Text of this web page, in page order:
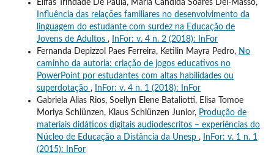
Elifas Trindade De Paula, Maria Cândida Soares Del-Masso,
Influência das relações familiares no desenvolvimento da
linguagem do estudante com surdez na Educação de
Jovens de Adultos ,
InFor: v. 4 n. 2 (2018): InFor
Fernanda Depizzol Paes Ferreira, Ketilin Mayra Pedro, No
caminho da autoria: criação de jogos educativos no
PowerPoint por estudantes com altas habilidades ou
superdotação ,
InFor: v. 4 n. 1 (2018): InFor
Gabriela Alias Rios, Soellyn Elene Bataliotti, Elisa Tomoe
Moriya Schlünzen, Klaus Schlünzen Junior, Produção de
materiais didáticos digitais audiodescritos – experiências do
Núcleo de Educação a Distância da Unesp ,
InFor: v. 1 n. 1
(2015): InFor